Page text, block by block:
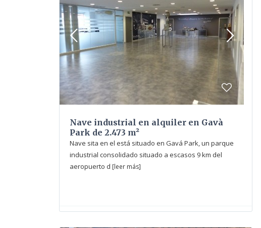
Nave industrial en alquiler en Gavà
Park de 2.473 m²
Nave sita en el está situado en Gavá Park, un parque
industrial consolidado situado a escasos 9 km del
aeropuerto d [leer más]